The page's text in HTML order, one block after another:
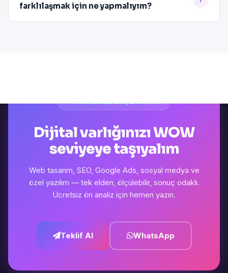
farklılaşmak için ne yapmalıyım?
Dijital varlığınızı WOW
seviyeye taşıyalım
Web tasarım, SEO, Google Ads, sosyal medya ve
özel yazılım — tek elden, ölçülebilir, sonuç odaklı.
Ücretsiz ön analiz için hemen yazın.
Teklif Al WhatsApp